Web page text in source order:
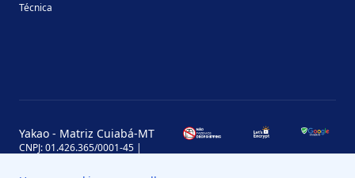
Técnica
Yakao - Matriz Cuiabá-MT
CNPJ: 01.426.365/0001-45 |